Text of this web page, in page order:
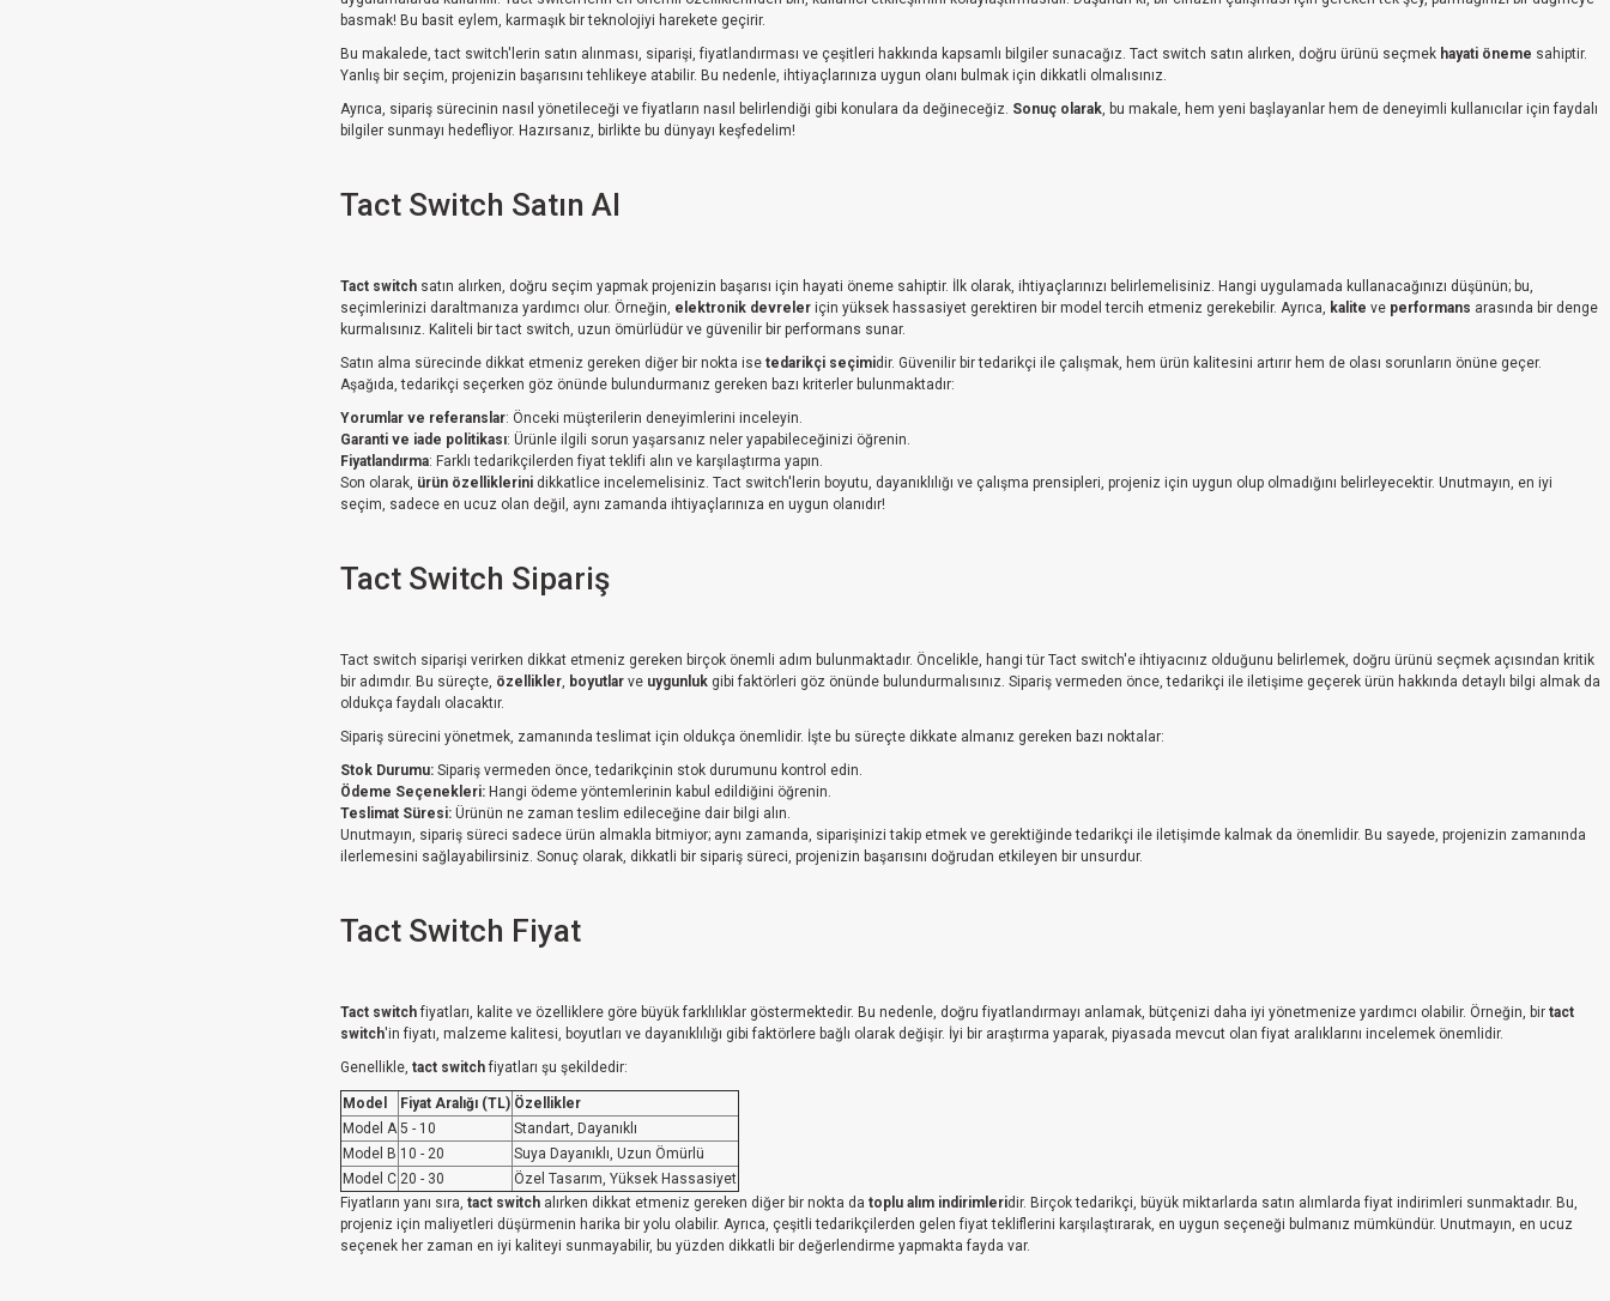
basmak! Bu basit eylem, karmaşık bir teknolojiyi harekete geçirir.
Bu makalede, tact switch'lerin satın alınması, siparişi, fiyatlandırması ve çeşitleri hakkında kapsamlı bilgiler sunacağız. Tact switch satın alırken, doğru ürünü seçmek hayati öneme sahiptir.
Yanlış bir seçim, projenizin başarısını tehlikeye atabilir. Bu nedenle, ihtiyaçlarınıza uygun olanı bulmak için dikkatli olmalısınız.
Ayrıca, sipariş sürecinin nasıl yönetileceği ve fiyatların nasıl belirlendiği gibi konulara da değineceğiz. Sonuç olarak, bu makale, hem yeni başlayanlar hem de deneyimli kullanıcılar için faydalı
bilgiler sunmayı hedefliyor. Hazırsanız, birlikte bu dünyayı keşfedelim!
Tact Switch Satın Al
Tact switch satın alırken, doğru seçim yapmak projenizin başarısı için hayati öneme sahiptir. İlk olarak, ihtiyaçlarınızı belirlemelisiniz. Hangi uygulamada kullanacağınızı düşünün; bu,
seçimlerinizi daraltmanıza yardımcı olur. Örneğin, elektronik devreler için yüksek hassasiyet gerektiren bir model tercih etmeniz gerekebilir. Ayrıca, kalite ve performans arasında bir denge
kurmalısınız. Kaliteli bir tact switch, uzun ömürlüdür ve güvenilir bir performans sunar.
Satın alma sürecinde dikkat etmeniz gereken diğer bir nokta ise tedarikçi seçimidir. Güvenilir bir tedarikçi ile çalışmak, hem ürün kalitesini artırır hem de olası sorunların önüne geçer.
Aşağıda, tedarikçi seçerken göz önünde bulundurmanız gereken bazı kriterler bulunmaktadır:
Yorumlar ve referanslar: Önceki müşterilerin deneyimlerini inceleyin.
Garanti ve iade politikası: Ürünle ilgili sorun yaşarsanız neler yapabileceğinizi öğrenin.
Fiyatlandırma: Farklı tedarikçilerden fiyat teklifi alın ve karşılaştırma yapın.
Son olarak, ürün özelliklerini dikkatlice incelemelisiniz. Tact switch'lerin boyutu, dayanıklılığı ve çalışma prensipleri, projeniz için uygun olup olmadığını belirleyecektir. Unutmayın, en iyi
seçim, sadece en ucuz olan değil, aynı zamanda ihtiyaçlarınıza en uygun olanıdır!
Tact Switch Sipariş
Tact switch siparişi verirken dikkat etmeniz gereken birçok önemli adım bulunmaktadır. Öncelikle, hangi tür Tact switch'e ihtiyacınız olduğunu belirlemek, doğru ürünü seçmek açısından kritik
bir adımdır. Bu süreçte, özellikler, boyutlar ve uygunluk gibi faktörleri göz önünde bulundurmalısınız. Sipariş vermeden önce, tedarikçi ile iletişime geçerek ürün hakkında detaylı bilgi almak da
oldukça faydalı olacaktır.
Sipariş sürecini yönetmek, zamanında teslimat için oldukça önemlidir. İşte bu süreçte dikkate almanız gereken bazı noktalar:
Stok Durumu: Sipariş vermeden önce, tedarikçinin stok durumunu kontrol edin.
Ödeme Seçenekleri: Hangi ödeme yöntemlerinin kabul edildiğini öğrenin.
Teslimat Süresi: Ürünün ne zaman teslim edileceğine dair bilgi alın.
Unutmayın, sipariş süreci sadece ürün almakla bitmiyor; aynı zamanda, siparişinizi takip etmek ve gerektiğinde tedarikçi ile iletişimde kalmak da önemlidir. Bu sayede, projenizin zamanında
ilerlemesini sağlayabilirsiniz. Sonuç olarak, dikkatli bir sipariş süreci, projenizin başarısını doğrudan etkileyen bir unsurdur.
Tact Switch Fiyat
Tact switchfiyatları, kalite ve özelliklere göre büyük farklılıklar göstermektedir. Bu nedenle, doğru fiyatlandırmayı anlamak, bütçenizi daha iyi yönetmenize yardımcı olabilir. Örneğin, bir tact
switch'in fiyatı, malzeme kalitesi, boyutları ve dayanıklılığı gibi faktörlere bağlı olarak değişir. İyi bir araştırma yaparak, piyasada mevcut olan fiyat aralıklarını incelemek önemlidir.
Genellikle, tact switchfiyatları şu şekildedir:
Model Fiyat Aralığı (TL) Özellikler
Model A 5 - 10
Standart, Dayanıklı
Model B 10 - 20
Suya Dayanıklı, Uzun Ömürlü
Model C 20 - 30
Özel Tasarım, Yüksek Hassasiyet
Fiyatların yanı sıra, tact switch alırken dikkat etmeniz gereken diğer bir nokta da toplu alım indirimleridir. Birçok tedarikçi, büyük miktarlarda satın alımlarda fiyat indirimleri sunmaktadır. Bu,
projeniz için maliyetleri düşürmenin harika bir yolu olabilir. Ayrıca, çeşitli tedarikçilerden gelen fiyat tekliflerini karşılaştırarak, en uygun seçeneği bulmanız mümkündür. Unutmayın, en ucuz
seçenek her zaman en iyi kaliteyi sunmayabilir, bu yüzden dikkatli bir değerlendirme yapmakta fayda var.